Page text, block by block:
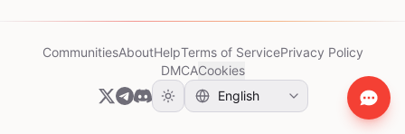
CommunitiesAboutHelpTerms of ServicePrivacy Policy
DMCACookies